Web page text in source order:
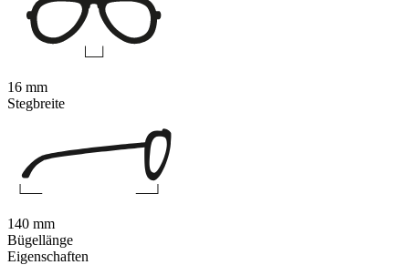
Eigenschaften
16 mm
Stegbreite
140 mm
Bügellänge